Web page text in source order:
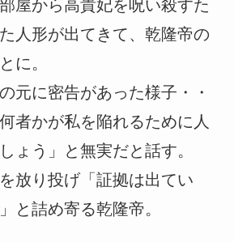
屋から高貴妃を呪い殺すた
人形が出てきて、乾隆帝の
に。
元に密告があった様子・・
者かが私を陥れるために人
ょう」と無実だと話す。
放り投げ「証拠は出てい
と詰め寄る乾隆帝。